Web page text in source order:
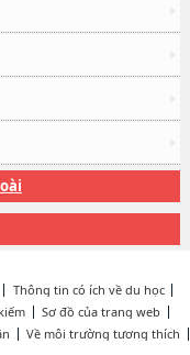
Thông tin có ích về du học
Sơ đồ của trang web
Về môi trường tương thích